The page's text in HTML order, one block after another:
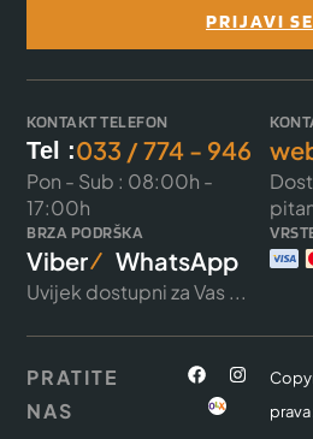
PRIJAVI SE
KONTAKT TELEFON
Tel :033 / 774 - 946
Pon - Sub : 08:00h -
17:00h
BRZA PODRŠKA
Viber WhatsApp
Uvijek dostupni za Vas ...
prava
PRATITE
NAS